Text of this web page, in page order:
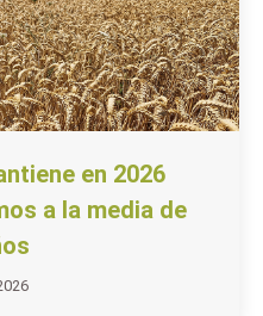
en 2026
a la media de